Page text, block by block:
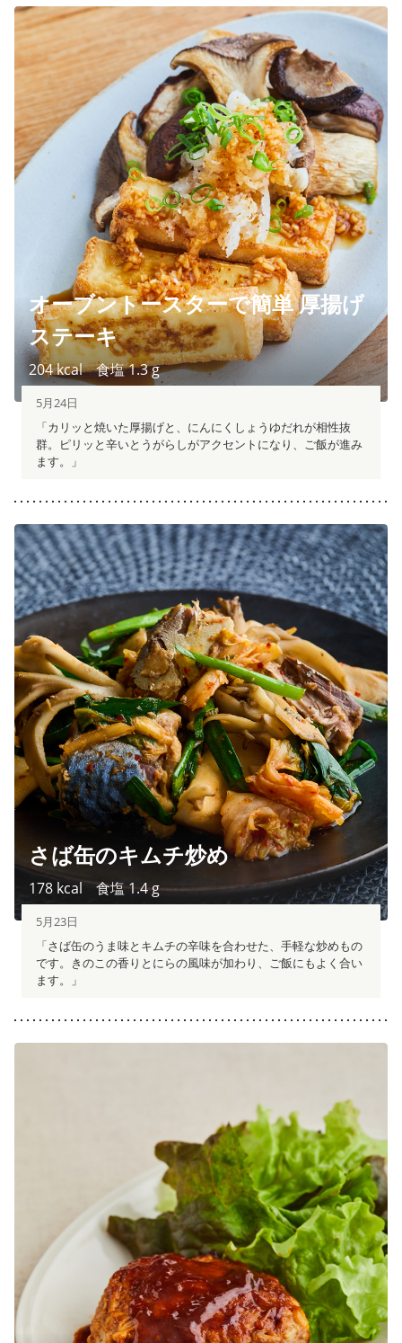
オーブントースターで簡単 厚揚げ
ステーキ
204kcal 食塩1.3g
5月24日
「カリッと焼いた厚揚げと、にんにくしょうゆだれが相性抜
群。ピリッと辛いとうがらしがアクセントになり、ご飯が進み
ます。」
さば缶のキムチ炒め
178 kcal 食塩1.4g
5月23日
「さば缶のうま味とキムチの辛味を合わせた、手軽な炒めもの
です。きのこの香りとにらの風味が加わり、ご飯にもよく合い
ます。」